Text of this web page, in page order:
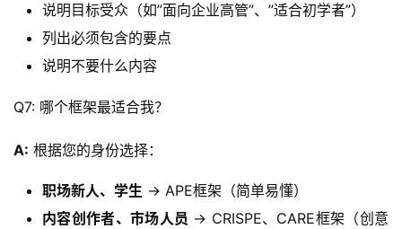
说明目标受众（如”面向企业高管”、”适合初学者”）
列出必须包含的要点
说明不要什么内容
Q7: 哪个框架最适合我？
A: 根据您的身份选择：
职场新人、学生 → APE框架（简单易懂）
内容创作者、市场人员 → CRISPE、CARE框架（创意